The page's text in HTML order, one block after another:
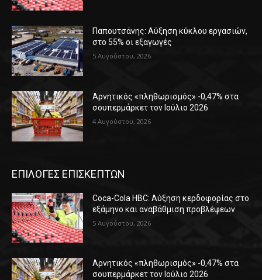
Παπουτσάνης: Αύξηση κύκλου εργασιών,
στο 55% οι εξαγωγές
5 Αυγούστου, 2026
Αρνητικός «πληθωρισμός» -0,47% στα
σουπερμάρκετ τον Ιούλιο 2026
4 Αυγούστου, 2026
ΕΠΙΛΟΓΕΣ ΕΠΙΣΚΕΠΤΩΝ
Coca-Cola HBC: Αύξηση κερδοφορίας στο
εξάμηνο και αναβάθμιση προβλέψεων
5 Αυγούστου, 2026
Αρνητικός «πληθωρισμός» -0,47% στα
σουπερμάρκετ τον Ιούλιο 2026